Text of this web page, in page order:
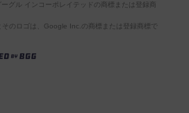
グル インコーポレイテッドの商標または登録商
のロゴは、Google Inc.の商標または登録商標で